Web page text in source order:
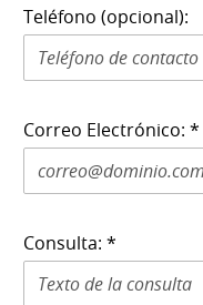
Teléfono (opcional):
Correo Electrónico: *
Consulta: *